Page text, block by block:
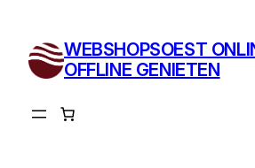
inhoud
WEBSHOPSOEST
OFFLINE GENIETEN